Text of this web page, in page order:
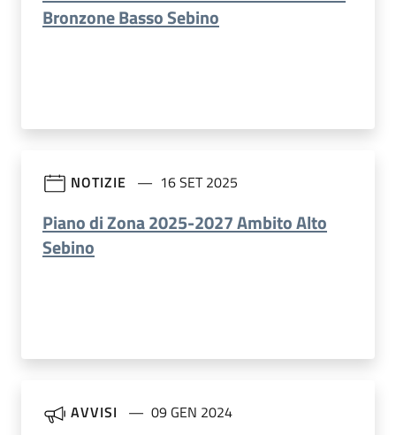
Bronzone Basso Sebino
NOTIZIE 16 SET 2025
Piano di Zona 2025-2027 Ambito Alto
Sebino
AVVISI 09 GEN 2024